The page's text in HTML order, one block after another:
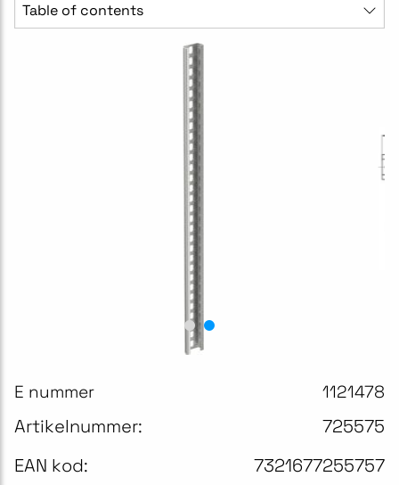
Table of contents
E nummer 1121478
Artikelnummer:
725575
EAN kod:
7321677255757